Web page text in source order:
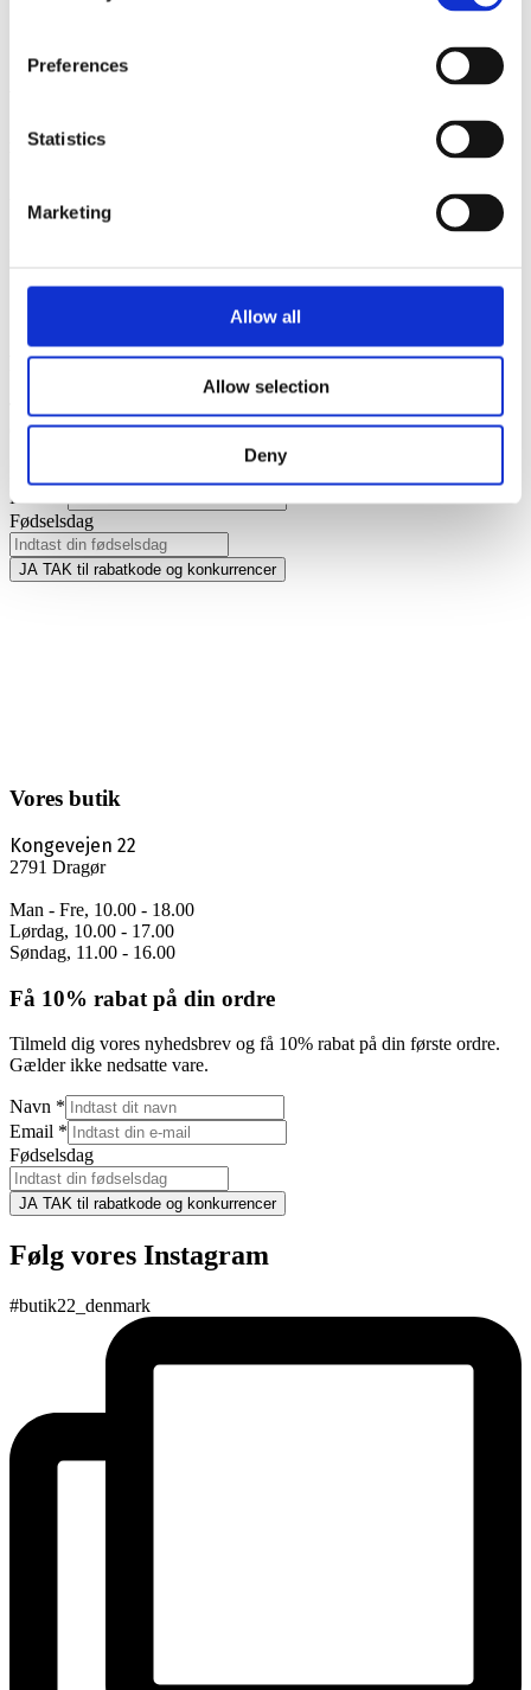
Preferences
Statistics
Marketing
Allow all
Allow selection
Deny
Migjorn - Eau de Parfum
Kongevejen 5A, 2791 Dragør
Få 10% rabat på din ordre
Tilmeld dig vores nyhedsbrev og få 10% rabat på din første ordre.
Gælder ikke nedsatte vare.
Email
Fødselsdag
JA TAK til rabatkode og konkurrencer
Vores butik
Kongevejen 22
2791 Dragør
Man - Fre, 10.00 - 18.00
Lørdag, 10.00 - 17.00
Søndag, 11.00 - 16.00
Få 10% rabat på din ordre
Tilmeld dig vores nyhedsbrev og få 10% rabat på din første ordre.
Gælder ikke nedsatte vare.
Navn *
Email *
Fødselsdag
JA TAK til rabatkode og konkurrencer
Følg vores Instagram
#butik22_denmark